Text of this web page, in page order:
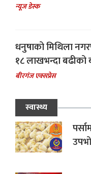
न्यूज डेस्क
धनुषाको मिथिला
१८ लाखभन्दा
बीरगंज एक्सप्रेस
स्वास्थ्य